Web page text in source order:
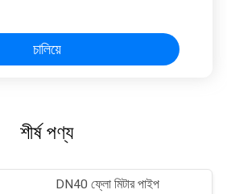
চালিয়ে
শীর্ষ পণ্য
DN40 ফ্লো মিটার পাইপ